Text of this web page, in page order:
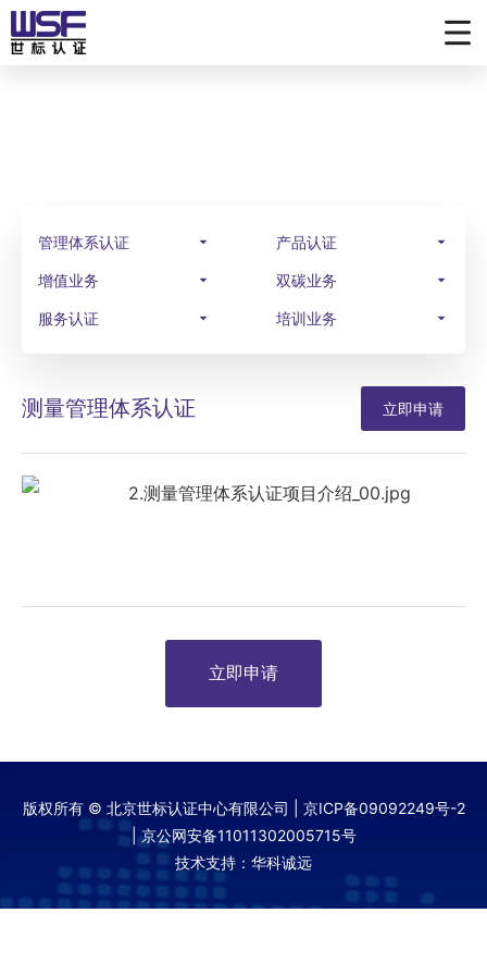
管理体系认证 产品认证
增值业务 双碳业务
服务认证 培训业务
立即申请
测量管理体系认证
立即申请
版权所有 © 北京世标认证中心有限公司 | 京ICP备09092249号-2
|京公网安备11011302005715号
技术支持：华科诚远